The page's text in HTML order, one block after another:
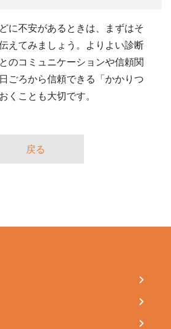
に不安があるときは、まずはそ
えてみましょう。よりよい診断
のコミュニケーションや信頼関
ごろから信頼できる「かかりつ
くことも大切です。
戻る